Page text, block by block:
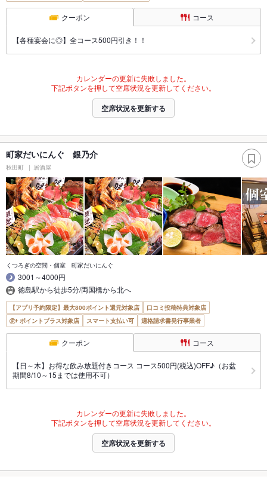
クーポン コース
【各種宴会に◎】全コース500円引き！！
カレンダーの更新に失敗しました。
下記ボタンを押して空席状況を更新してください。
空席状況を更新する
町家だいにんぐ 銀乃介
秋田町 居酒屋
くつろぎの空間・個室 町家だいにんぐ
3001～4000円
徳島駅から徒歩5分/両国橋から北へ
【アプリ予約限定】最大800ポイント還元対象店
口コミ投稿特典対象店
ポイントプラス対象店
スマート支払い可 適格請求書発行事業者
クーポン コース
【日～木】お得な飲み放題付きコース コース500円(税込)OFF♪（お盆
期間8/10～15までは使用不可）
カレンダーの更新に失敗しました。
下記ボタンを押して空席状況を更新してください。
空席状況を更新する